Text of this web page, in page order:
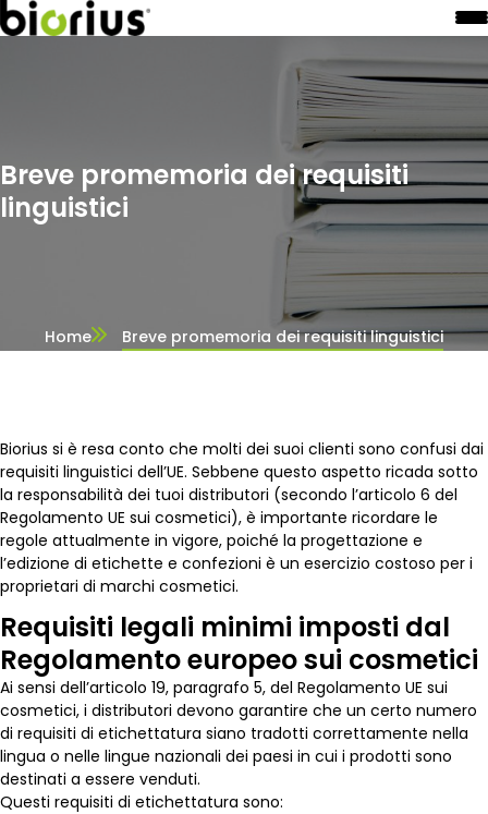
Breve promemoria dei requisiti
linguistici
Home Breve promemoria dei requisiti linguistici
Biorius si è resa conto che molti dei suoi clienti sono confusi dai
requisiti linguistici dell’UE. Sebbene questo aspetto ricada sotto
la responsabilità dei tuoi distributori (secondo l’articolo 6 del
Regolamento UE sui cosmetici), è importante ricordare le
regole attualmente in vigore, poiché la progettazione e
l’edizione di etichette e confezioni è un esercizio costoso per i
proprietari di marchi cosmetici.
Requisiti legali minimi imposti dal
Regolamento europeo sui cosmetici
Ai sensi dell’articolo 19, paragrafo 5, del Regolamento UE sui
cosmetici, i distributori devono garantire che un certo numero
di requisiti di etichettatura siano tradotti correttamente nella
lingua o nelle lingue nazionali dei paesi in cui i prodotti sono
destinati a essere venduti.
Questi requisiti di etichettatura sono: